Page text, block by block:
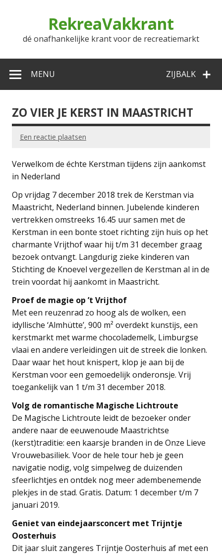
RekreaVakkrant
dé onafhankelijke krant voor de recreatiemarkt
ZIJBALK
MENU
ZO VIER JE KERST IN MAASTRICHT
Een reactie plaatsen
Verwelkom de échte Kerstman tijdens zijn aankomst
in Nederland
Op vrijdag 7 december 2018 trek de Kerstman via
Maastricht, Nederland binnen. Jubelende kinderen
vertrekken omstreeks 16.45 uur samen met de
Kerstman in een bonte stoet richting zijn huis op het
charmante Vrijthof waar hij t/m 31 december graag
bezoek ontvangt. Langdurig zieke kinderen van
Stichting de Knoevel vergezellen de Kerstman al in de
trein voordat hij aankomt in Maastricht.
Proef de magie op ’t Vrijthof
Met een reuzenrad zo hoog als de wolken, een
idyllische ‘Almhütte’, 900 m² overdekt kunstijs, een
kerstmarkt met warme chocolademelk, Limburgse
vlaai en andere verleidingen uit de streek die lonken.
Daar waar het hout knispert, klop je aan bij de
Kerstman voor een gemoedelijk onderonsje. Vrij
toegankelijk van 1 t/m 31 december 2018.
Volg de romantische Magische Lichtroute
De Magische Lichtroute leidt de bezoeker onder
andere naar de eeuwenoude Maastrichtse
(kerst)traditie: een kaarsje branden in de Onze Lieve
Vrouwebasiliek. Voor de hele tour heb je geen
navigatie nodig, volg simpelweg de duizenden
sfeerlichtjes en ontdek nog meer adembenemende
plekjes in de stad. Gratis. Datum: 1 december t/m 7
januari 2019.
Geniet van eindejaarsconcert met Trijntje
Oosterhuis
Dit jaar sluit zangeres Trijntje Oosterhuis af met een